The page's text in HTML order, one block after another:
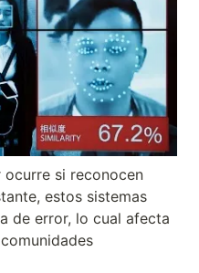
si reconocen
estos sistemas
de error, lo cual afecta